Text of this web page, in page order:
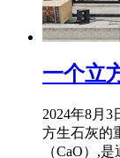
一个立
2024年8月
方生石灰的
（CaO）,